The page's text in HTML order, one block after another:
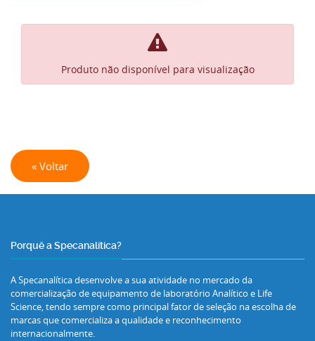
Produto não disponível para visualização
« Voltar
Porquê a Specanalítica?
A Specanalítica desenvolve a sua atividade no mercado da
comercialização de equipamento de laboratório Analítico e Life
Science, tendo sempre como principal fator de seleção na escolha de
marcas que comercializa a qualidade e reconhecimento
internacionalmente.